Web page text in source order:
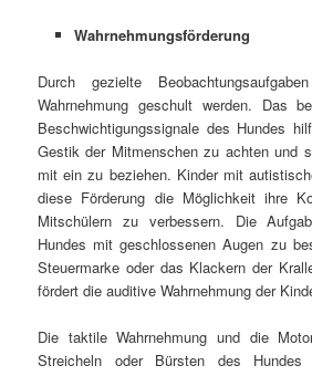
Wahrnehmungsförderung
Durch gezielte
Wahrnehmung geschult werden. Das
Beschwichtigungssignale des Hundes
Gestik der Mitmenschen zu achten und
mit ein zu beziehen. Kinder mit
diese Förderung die Möglichkeit ihre
Mitschülern zu verbessern. Die
Hundes mit geschlossenen Augen zu
Steuermarke oder das Klackern der
fördert die auditive Wahrnehmung der
Die taktile Wahrnehmung und die
Streicheln oder Bürsten des